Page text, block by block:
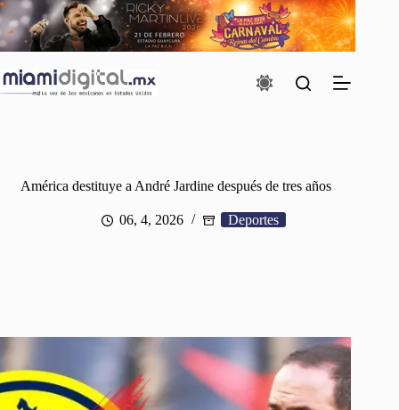
Saltar
al
contenido
América destituye a André Jardine después de tres años
06, 4, 2026 Deportes